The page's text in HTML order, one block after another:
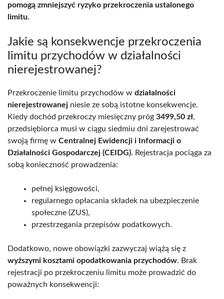
pomogą zmniejszyć ryzyko przekroczenia ustalonego
limitu.
Jakie są konsekwencje przekroczenia
limitu przychodów w działalności
nierejestrowanej?
Przekroczenie limitu przychodów w działalności
nierejestrowanej niesie ze sobą istotne konsekwencje.
Kiedy dochód przekroczy miesięczny próg 3499,50 zł,
przedsiębiorca musi w ciągu siedmiu dni zarejestrować
swoją firmę w Centralnej Ewidencji i Informacji o
Działalności Gospodarczej (CEIDG). Rejestracja pociąga za
sobą konieczność prowadzenia:
pełnej księgowości,
regularnego opłacania składek na ubezpieczenie
społeczne (ZUS),
przestrzegania przepisów podatkowych.
Dodatkowo, nowe obowiązki zazwyczaj wiążą się z
wyższymi kosztami opodatkowania przychodów. Brak
rejestracji po przekroczeniu limitu może prowadzić do
poważnych konsekwencji: